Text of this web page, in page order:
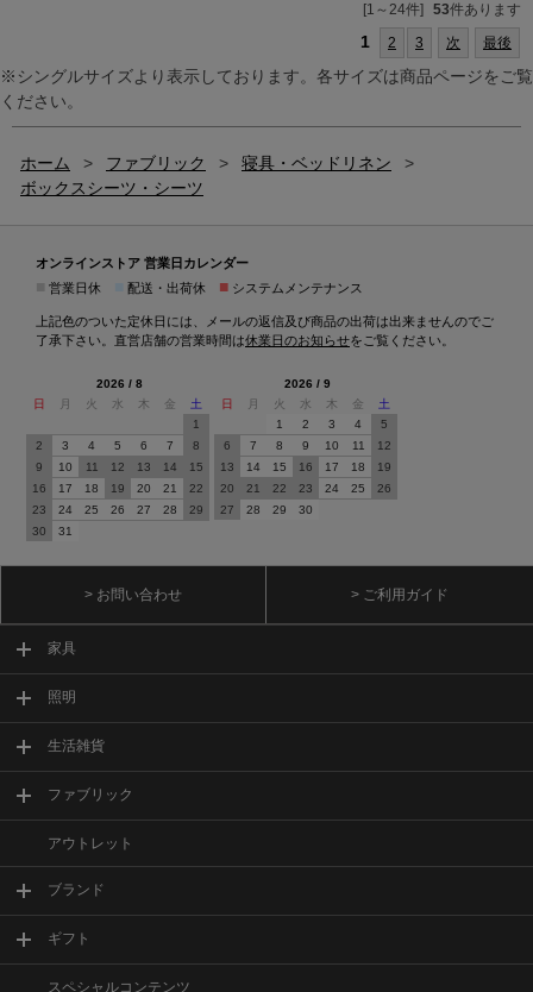
[1～24件] 53件あります
1 2 3 次 最後
※シングルサイズより表示しております。各サイズは商品ページをご覧
ください。
ホーム > ファブリック > 寝具・ベッドリネン
>
ボックスシーツ・シーツ
オンラインストア 営業日カレンダー
営業日休 配送・出荷休 ■ システムメンテナンス
上記色のついた定休日には、メールの返信及び商品の出荷は出来ませんのでご
了承下さい。直営店舗の営業時間は休業日のお知らせをご覧ください。
2026 / 8
日
月 火 水 木 金
土
1
2
3 4 5 6 7
8
9
10 11 12 13 14
15
16
17 18 19 20 21
22
23
24 25 26 27 28
29
30
31
2026 / 9
日
月 火 水 木 金
土
1
2 3 4
5
6
7 8 9 10 11
12
13
14 15 16 17 18
19
20
21 22 23 24 25
26
27
28 29 30
> お問い合わせ > ご利用ガイド
家具
照明
生活雑貨
ファブリック
アウトレット
ブランド
ギフト
スペシャルコンテンツ